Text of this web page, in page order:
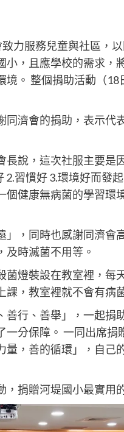
力服務兒童與社區，
小，且應學校的需求，
境。 整個捐助活動（
同濟會的捐助，表示代
長說，這次社服主要是
2.習慣好 3.環境好而發
個健康無病菌的學習環
」，同時也感謝同濟
及時滅菌不用等。
菌燈裝設在教室裡，每
，教室裡就不會有病
善行、善舉」，一起捐
一分保障。 一同出席
，善的循環」，自己
捐贈河堤國小最實用